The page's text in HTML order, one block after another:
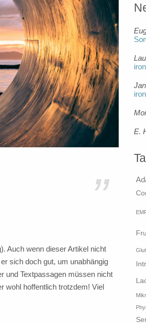
”
Auch wenn dieser Artikel nicht
sich doch gut, um unabhängig
und Textpassagen müssen nicht
wohl hoffentlich trotzdem! Viel
E.